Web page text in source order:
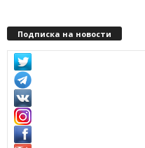
Подписка на новости